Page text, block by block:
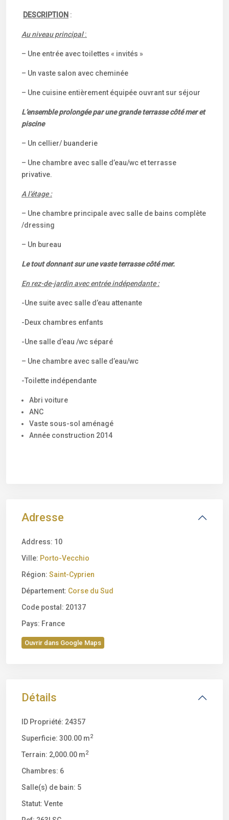
DESCRIPTION :
Au niveau principal:
– Une entrée avec toilettes « invités »
– Un vaste salon avec cheminée
– Une cuisine entièrement équipée ouvrant sur séjour
L’ensemble prolongée par une grande terrasse côté mer et
piscine
– Un cellier/ buanderie
– Une chambre avec salle d’eau/wc et terrasse
privative.
A l’étage :
– Une chambre principale avec salle de bains complète
/dressing
– Un bureau
Le tout donnant sur une vaste terrasse côté mer.
En rez-de-jardin avec entrée indépendante :
-Une suite avec salle d’eau attenante
-Deux chambres enfants
-Une salle d’eau /wc séparé
– Une chambre avec salle d’eau/wc
-Toilette indépendante
Abri voiture
ANC
Vaste sous-sol aménagé
Année construction 2014
Adresse
Address: 10
Ville: Porto-Vecchio
Région: Saint-Cyprien
Département: Corse du Sud
Code postal: 20137
Pays: France
Ouvrir dans Google Maps
Détails
ID Propriété: 24357
Superficie: 300.00 m2
Terrain: 2,000.00 m2
Chambres: 6
Salle(s) de bain: 5
Statut: Vente